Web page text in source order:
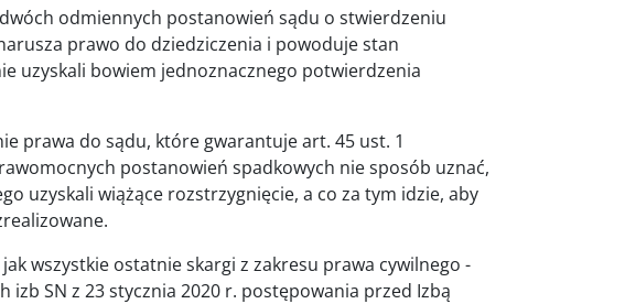
odmiennych postanowień sądu o stwierdzeniu
prawo do dziedziczenia i powoduje stan
uzyskali bowiem jednoznacznego potwierdzenia
prawa do sądu, które gwarantuje art. 45 ust. 1
postanowień spadkowych nie sposób uznać,
uzyskali wiążące rozstrzygnięcie, a co za tym idzie, aby
jak wszystkie ostatnie skargi z zakresu prawa cywilnego -
izb SN z 23 stycznia 2020 r. postępowania przed Izbą